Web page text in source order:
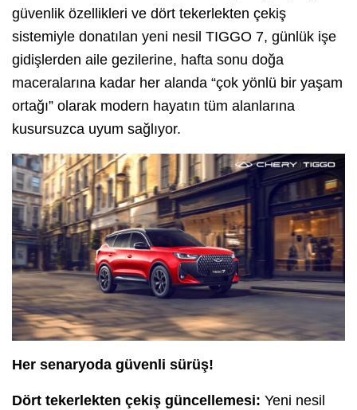
güvenlik özellikleri ve dört tekerlekten çekiş
sistemiyle donatılan yeni nesil TIGGO 7, günlük işe
gidişlerden aile gezilerine, hafta sonu doğa
maceralarına kadar her alanda “çok yönlü bir yaşam
ortağı” olarak modern hayatın tüm alanlarına
kusursuzca uyum sağlıyor.
Her senaryoda güvenli sürüş!
Dört tekerlekten çekiş güncellemesi: Yeni nesil